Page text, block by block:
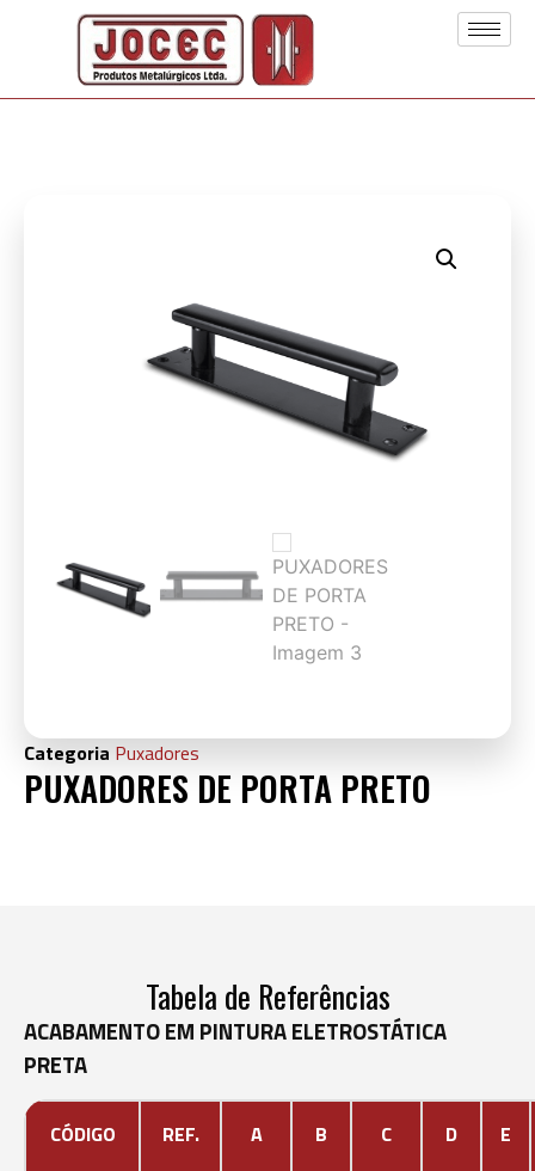
Categoria Puxadores
PUXADORES DE PORTA PRETO
Tabela de Referências
ACABAMENTO EM PINTURA ELETROSTÁTICA
PRETA
CÓDIGO REF. A B C D E